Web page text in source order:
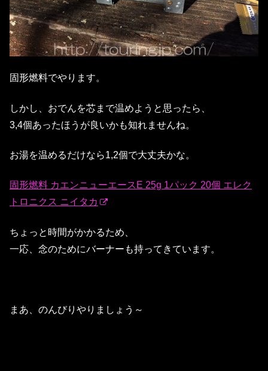
固形燃料でやります。
しかし、おでんを芯まで温めようと思ったら、
3,4個あったほうが良いかも知れませんね。
お湯を温めるだけなら1,2個で大丈夫かな。
固形燃料 カエンニューエースE 25g 1パック 20個 エレク
トロニクス ニイタカ
ちょっと時間がかかるため、
一応、念のためにバーナーも持ってきています。
まあ、のんびりやりましょう～